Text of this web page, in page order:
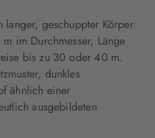
langer, geschuppter Körper
im Durchmesser, Länge
bis zu 30 oder 40 m.
dunkles
ähnlich einer
ausgebildeten